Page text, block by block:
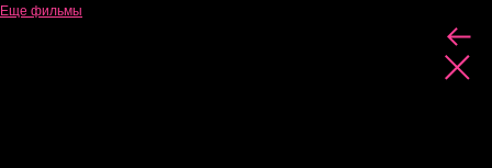
Еще фильмы